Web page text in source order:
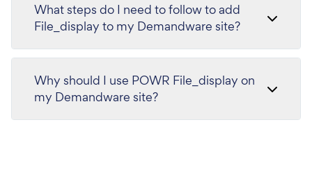
What steps do I need to follow to add
File_display to my Demandware site?
Why should I use POWR File_display on
my Demandware site?